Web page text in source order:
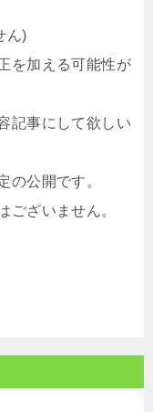
ん)
を加える可能性が
記事にして欲しい
の公開です。
ございません。